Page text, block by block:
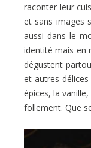
raconter leur
et sans images
aussi dans le
identité mais en
dégustent
et autres
épices, la
follement. Que